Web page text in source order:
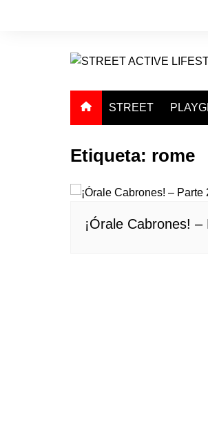
STREET
Etiqueta: rome
¡Órale Cabrones! –